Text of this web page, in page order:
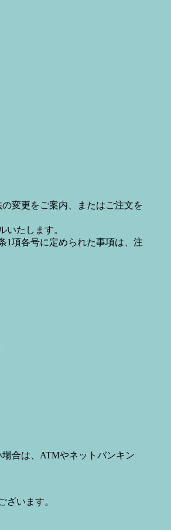
変更をご案内、またはご注文を
たします。
1項各号に定められた事項は、注
合は、ATMやネットバンキン
います。